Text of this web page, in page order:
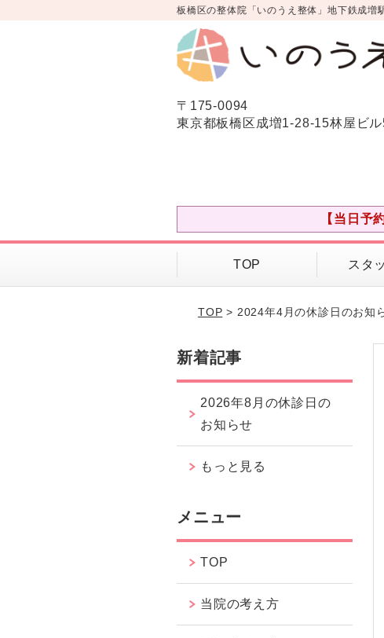
板橋区の整体院「いのうえ整体」地下鉄成増
〒175-0094
東京都板橋区成増1-28-15林屋ビ
【当日予
TOP スタ
TOP > 2024年4月の休診日のお知
新着記事
2026年8月の休診日の
お知らせ
もっと見る
メニュー
TOP
当院の考え方